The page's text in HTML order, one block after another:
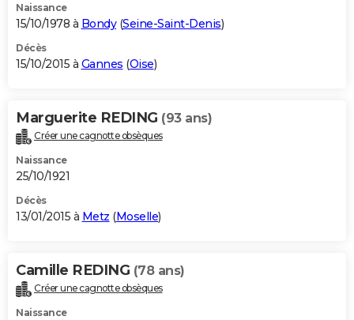
Naissance
15/10/1978 à Bondy(Seine-Saint-Denis)
Décès
15/10/2015 à Gannes (Oise)
Marguerite REDING (93 ans)
Créer une cagnotte obsèques
Naissance
25/10/1921
Décès
13/01/2015 à Metz (Moselle)
Camille REDING (78 ans)
Créer une cagnotte obsèques
Naissance